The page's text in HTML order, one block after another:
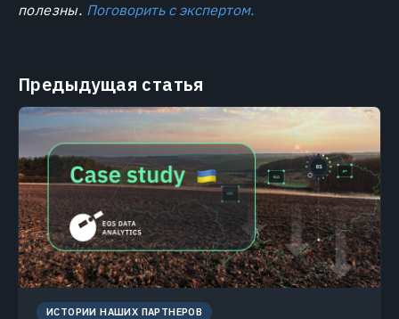
полезны. Поговорить с экспертом.
Предыдущая статья
ИСТОРИИ НАШИХ ПАРТНЕРОВ